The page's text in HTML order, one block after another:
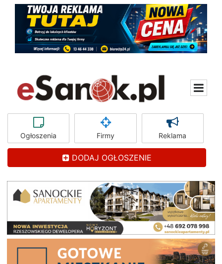
Ogłoszenia Firmy Reklama
DODAJ OGŁOSZENIE